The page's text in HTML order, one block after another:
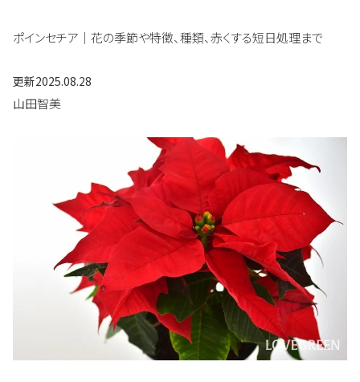
ポインセチア｜花の季節や特徴、種類、赤くする短日処理まで
更新2025.08.28
山田智美